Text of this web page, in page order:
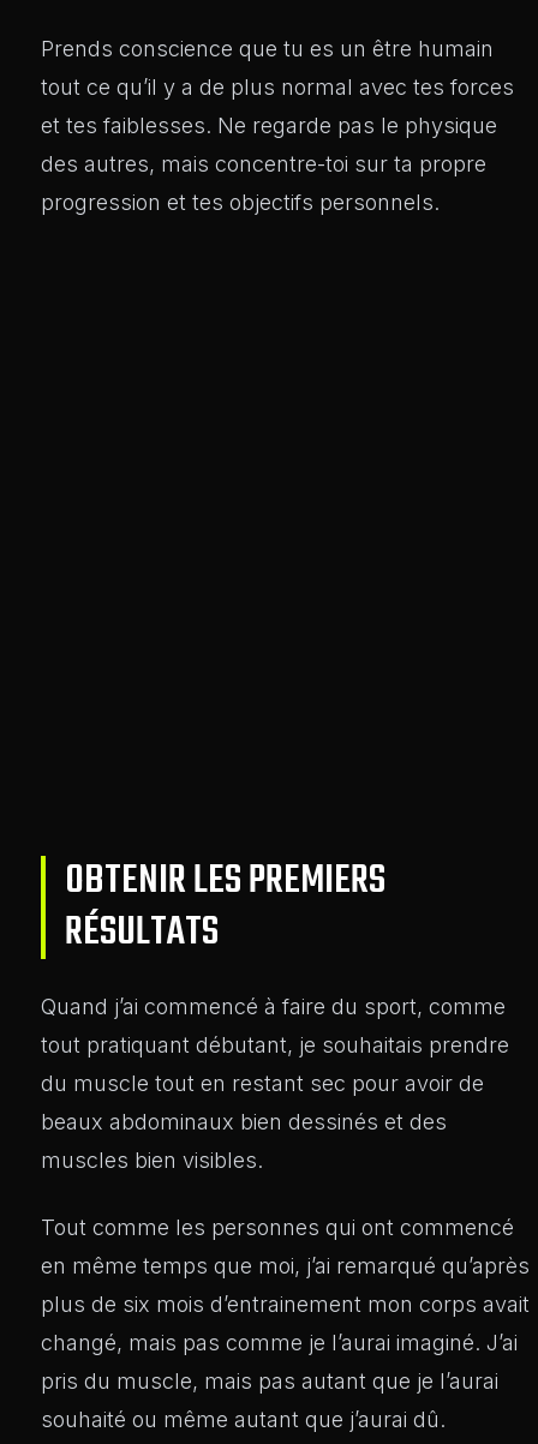
Prends conscience que tu es un être humain
tout ce qu’il y a de plus normal avec tes forces
et tes faiblesses. Ne regarde pas le physique
des autres, mais concentre-toi sur ta propre
progression et tes objectifs personnels.
OBTENIR LES PREMIERS
RÉSULTATS
Quand j’ai commencé à faire du sport, comme
tout pratiquant débutant, je souhaitais prendre
du muscle tout en restant sec pour avoir de
beaux abdominaux bien dessinés et des
muscles bien visibles.
Tout comme les personnes qui ont commencé
en même temps que moi, j’ai remarqué qu’après
plus de six mois d’entrainement mon corps avait
changé, mais pas comme je l’aurai imaginé. J’ai
pris du muscle, mais pas autant que je l’aurai
souhaité ou même autant que j’aurai dû.